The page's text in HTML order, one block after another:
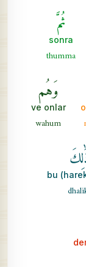
ثُمَّ
sonra
thumma
وَهُم
ve onlar
wahum
bu